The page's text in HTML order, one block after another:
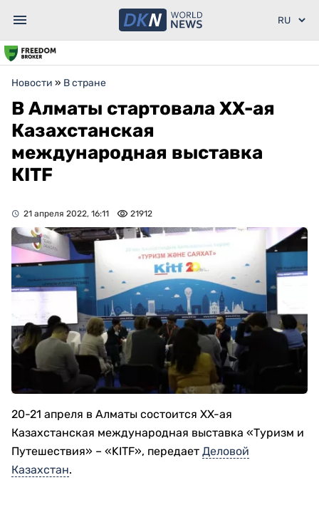
Новости » В стране
В Алматы стартовала XX-ая
Казахстанская
международная выставка
КITF
21 апреля 2022, 16:11 21912
20-21 апреля в Алматы состоится XX-ая
Казахстанская международная выставка «Туризм и
Путешествия» – «KITF», передает Деловой
Казахстан.